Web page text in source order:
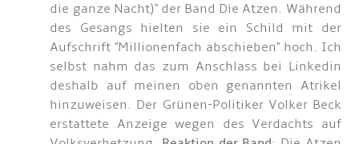
die ganze Nacht)" der Band Die Atzen. Während
des Gesangs hielten sie ein Schild mit der
Aufschrift "Millionenfach abschieben" hoch. Ich
selbst nahm das zum Anschlass bei Linkedin
deshalb auf meinen oben genannten Atrikel
hinzuweisen. Der Grünen-Politiker Volker Beck
erstattete Anzeige wegen des Verdachts auf